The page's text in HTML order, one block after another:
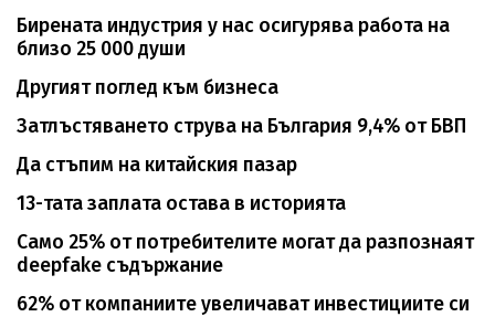
Бирената индустрия у нас осигурява работа на
близо 25 000 души
Другият поглед към бизнеса
Затлъстяването струва на България 9,4% от БВП
Да стъпим на китайския пазар
13-тата заплата остава в историята
Само 25% от потребителите могат да разпознаят
deepfake съдържание
62% от компаниите увеличават инвестициите си